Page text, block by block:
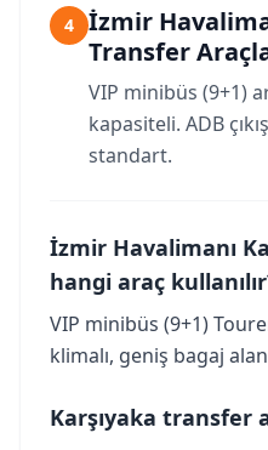
4
İzmir
Transfer
VIP minibüs (9+1)
kapasiteli. ADB
standart.
İzmir Havalimanı
hangi araç
VIP minibüs (9+1)
klimalı, geniş bagaj
Karşıyaka transfer